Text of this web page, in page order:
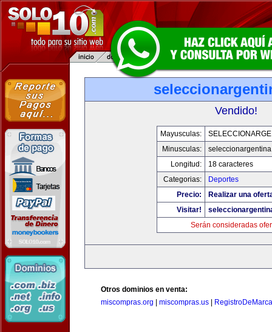
Vendido!
Mayusculas:
Minusculas:
Longitud:
18 caracteres
Categorias:
Deportes
Precio:
Realizar una
Visitar!
Serán consideradas
Otros dominios en venta:
miscompras.org
miscompras.us